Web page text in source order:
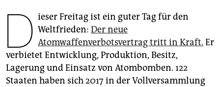
unterstützen
genossenschaft
epaper login
D ieser Freitag ist ein guter Tag für den
Weltfrieden: Der neue
Atomwaffenverbotsvertrag tritt in Kraft. Er
verbietet Entwicklung, Produktion, Besitz,
Lagerung und Einsatz von Atombomben. 122
Staaten haben sich 2017 in der Vollversammlung